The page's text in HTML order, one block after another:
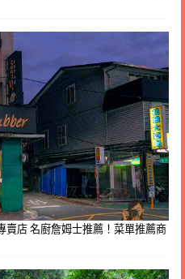
賣店 名廚詹姆士推薦！菜單推薦商